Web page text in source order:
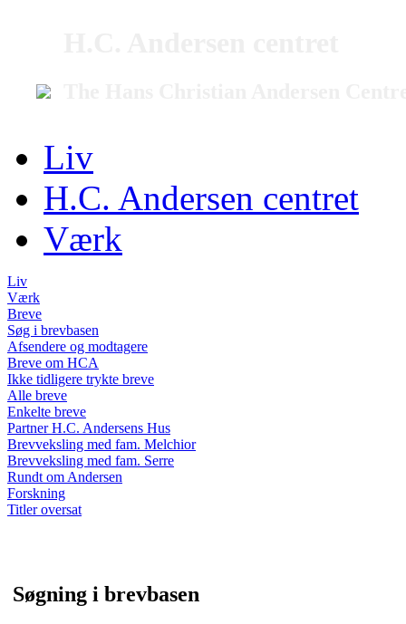
Liv
H.C. Andersen centret
Værk
Liv
Værk
Breve
Søg i brevbasen
Afsendere og modtagere
Breve om HCA
Ikke tidligere trykte breve
Alle breve
Enkelte breve
Partner H.C. Andersens Hus
Brevveksling med fam. Melchior
Brevveksling med fam. Serre
Rundt om Andersen
Forskning
Titler oversat
Søgning i brevbasen